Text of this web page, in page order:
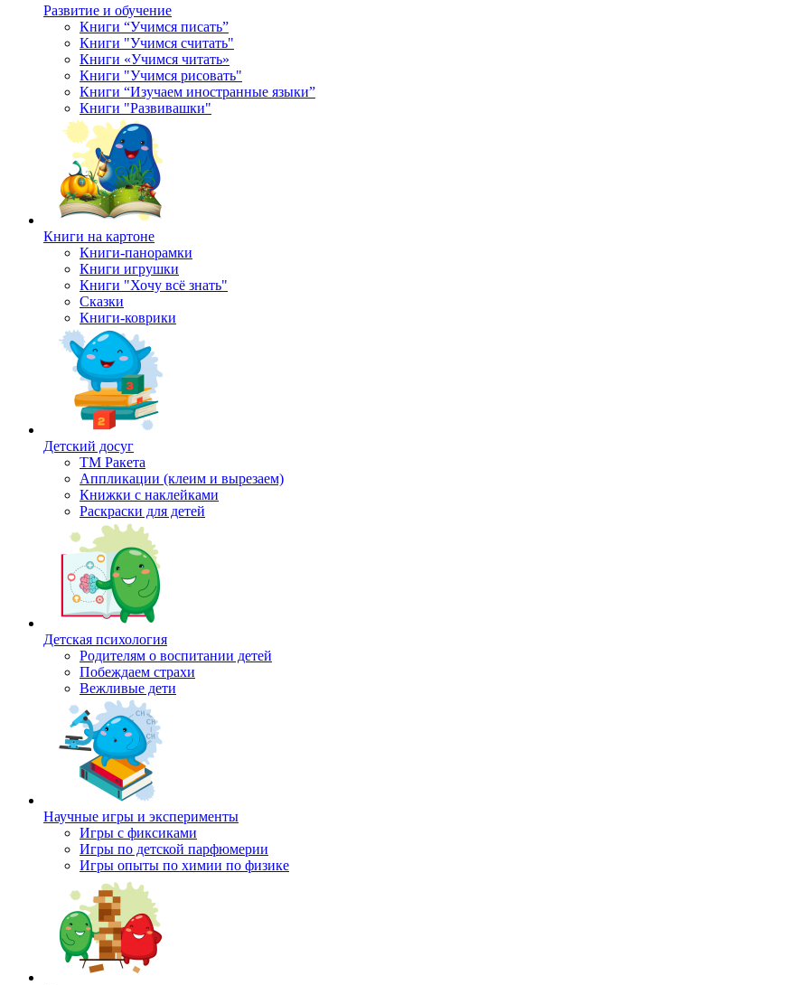
Развитие и обучение
Книги “Учимся писать”
Книги "Учимся считать"
Книги «Учимся читать»
Книги "Учимся рисовать"
Книги “Изучаем иностранные языки”
Книги "Развивашки"
Книги на картоне
Книги-панорамки
Книги игрушки
Книги "Хочу всё знать"
Сказки
Книги-коврики
Детский досуг
ТМ Ракета
Аппликации (клеим и вырезаем)
Книжки с наклейками
Раскраски для детей
Детская психология
Родителям о воспитании детей
Побеждаем страхи
Вежливые дети
Научные игры и эксперименты
Игры с фиксиками
Игры по детской парфюмерии
Игры опыты по химии по физике